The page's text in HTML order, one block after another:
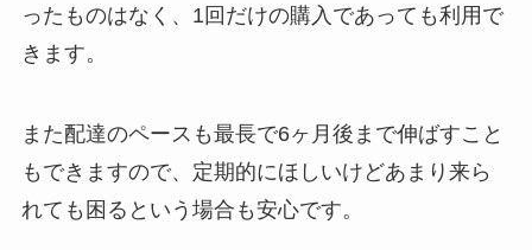
ったものはなく、1回だけの購入であっても利用で
きます。
また配達のペースも最長で6ヶ月後まで伸ばすこと
もできますので、定期的にほしいけどあまり来ら
れても困るという場合も安心です。